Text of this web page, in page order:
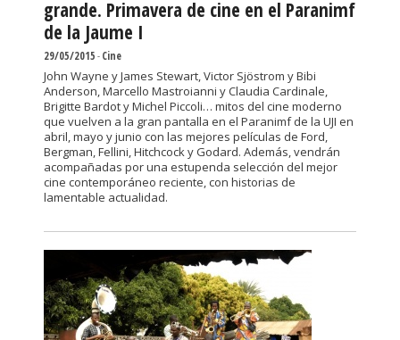
grande. Primavera de cine en el Paranimf
de la Jaume I
29/05/2015-Cine
John Wayne y James Stewart, Victor Sjöstrom y Bibi
Anderson, Marcello Mastroianni y Claudia Cardinale,
Brigitte Bardot y Michel Piccoli… mitos del cine moderno
que vuelven a la gran pantalla en el Paranimf de la UJI en
abril, mayo y junio con las mejores películas de Ford,
Bergman, Fellini, Hitchcock y Godard. Además, vendrán
acompañadas por una estupenda selección del mejor
cine contemporáneo reciente, con historias de
lamentable actualidad.